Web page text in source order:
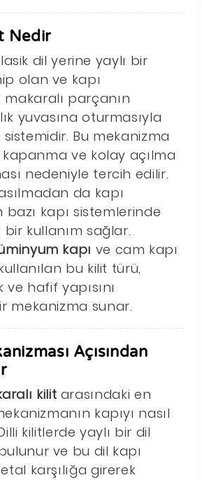
Nedir
dil yerine yaylı bir
olan ve kapı
makaralı parçanın
yuvasına oturmasıyla
Bu mekanizma
kapanma ve kolay açılma
nedeniyle tercih edilir.
da kapı
bazı kapı sistemlerinde
kullanım sağlar.
kapı ve cam kapı
bu kilit türü,
ve hafif yapısını
mekanizma sunar.
Açısından
kilit arasındaki en
kapıyı nasıl
kilitlerde yaylı bir dil
ve bu dil kapı
karşılığa girerek